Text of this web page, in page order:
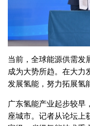
当前，全球能源供需发
成为大势所趋。在大力
发展氢能，努力拓展氢
广东氢能产业起步较早
座城市。记者从论坛上